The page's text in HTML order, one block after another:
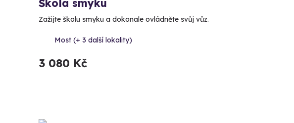
Škola smyku
Zažijte školu smyku a dokonale ovládněte svůj vůz.
Most (+ 3 další lokality)
3 080 Kč